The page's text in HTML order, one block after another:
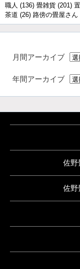
職人 (136) 畳雑貨 (201)
茶道 (26) 路傍の畳屋さん
月間アーカイブ
年間アーカイブ
佐野
佐野